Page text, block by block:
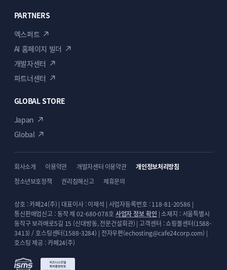
PARTNERS
엑스퍼트
AI 홈페이지 빌더
개발자센터
파트너센터
GLOBAL STORE
Japan
Global
회사소개 이용약관 개발자센터 이용약관
개인정보처리방침
청소년보호정책
권리침해신고 제휴문의
상호 : 카페24(주) | 대표이사 : 이재석 | 사업자등록번호 : 118-81-20586 |
통신판매업신고 : 동작 제 02-680-078호사업자 정보 확인 | 소재지 : 서울특별시
동작구 보라매로5길 15 (신대방동, 전문건설회관) | 고객센터 : 쇼핑몰센터(1588-
3413) / 호스팅센터(1588-3284) | 전자우편(echosting@cafe24corp.com) |
호스팅 제공 : 카페24(주)